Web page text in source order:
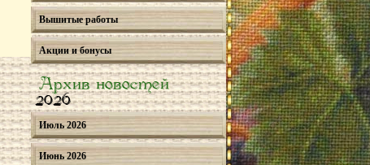
Вышитые работы
Акции и бонусы
Архив новостей
2026
Июль 2026
Июнь 2026